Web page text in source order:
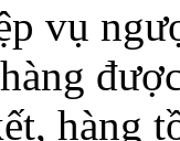
vụ
hàng